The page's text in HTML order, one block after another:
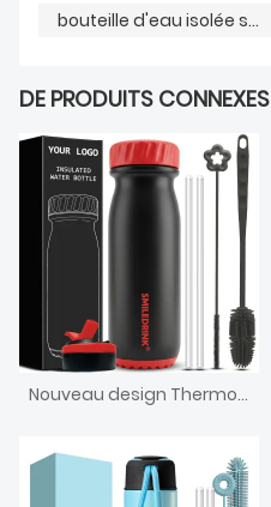
bouteille d'eau isolée sous vide en acier inoxydable
DE PRODUITS CONNEXES
Nouveau design Thermoses sous vide à double paroi Flacon isolé sous vide à petite bouche Bouteille d'eau de sport en acier inoxydable avec couvercle en paille et manchons en silicone